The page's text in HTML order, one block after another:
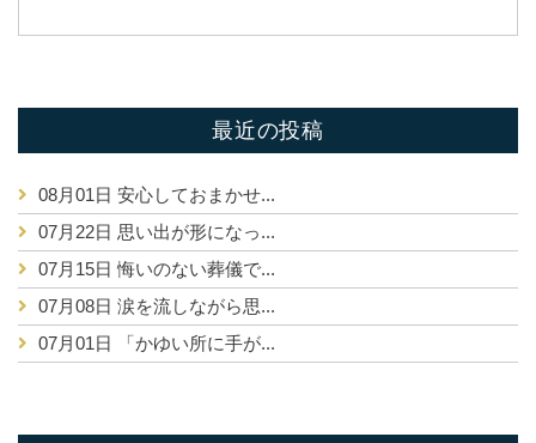
最近の投稿
08月01日 安心しておまかせ...
07月22日 思い出が形になっ...
07月15日 悔いのない葬儀で...
07月08日 涙を流しながら思...
07月01日
「かゆい所に手が...